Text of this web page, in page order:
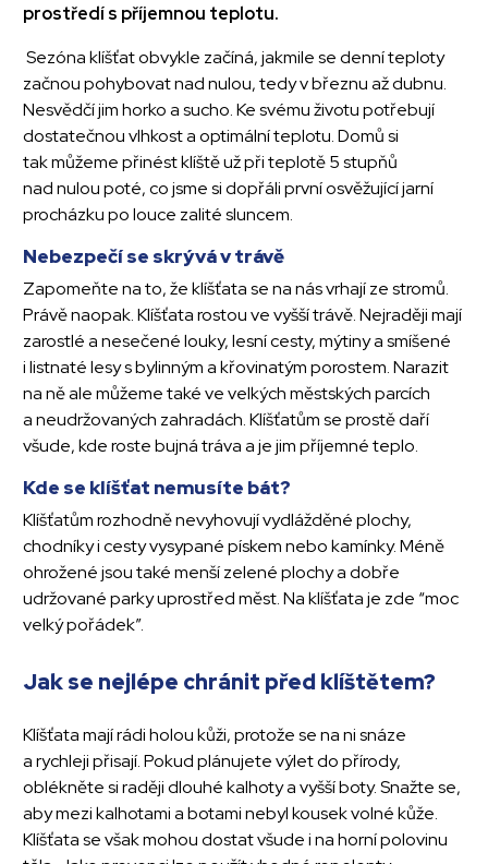
prostředí s příjemnou teplotu.
Sezóna klíšťat obvykle začíná, jakmile se denní teploty
začnou pohybovat nad nulou, tedy v březnu až dubnu.
Nesvědčí jim horko a sucho. Ke svému životu potřebují
dostatečnou vlhkost a optimální teplotu. Domů si
tak můžeme přinést klíště už při teplotě 5 stupňů
nad nulou poté, co jsme si dopřáli první osvěžující jarní
procházku po louce zalité sluncem.
Nebezpečí se skrývá v trávě
Zapomeňte na to, že klíšťata se na nás vrhají ze stromů.
Právě naopak. Klíšťata rostou ve vyšší trávě. Nejraději mají
zarostlé a nesečené louky, lesní cesty, mýtiny a smíšené
i listnaté lesy s bylinným a křovinatým porostem. Narazit
na ně ale můžeme také ve velkých městských parcích
a neudržovaných zahradách. Klíšťatům se prostě daří
všude, kde roste bujná tráva a je jim příjemné teplo.
Kde se klíšťat nemusíte bát?
Klíšťatům rozhodně nevyhovují vydlážděné plochy,
chodníky i cesty vysypané pískem nebo kamínky. Méně
ohrožené jsou také menší zelené plochy a dobře
udržované parky uprostřed měst. Na klíšťata je zde “moc
velký pořádek”.
Jak se nejlépe chránit před klíštětem?
Klíšťata mají rádi holou kůži, protože se na ni snáze
a rychleji přisají. Pokud plánujete výlet do přírody,
oblékněte si raději dlouhé kalhoty a vyšší boty. Snažte se,
aby mezi kalhotami a botami nebyl kousek volné kůže.
Klíšťata se však mohou dostat všude i na horní polovinu